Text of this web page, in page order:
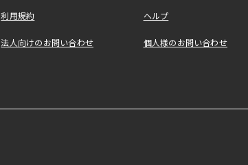
利用規約 ヘルプ
法人向けのお問い合わせ 個人様のお問い合わせ